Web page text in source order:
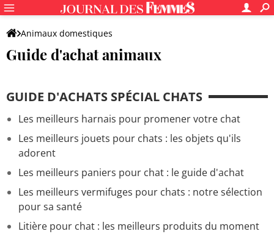
Animaux domestiques
Guide d'achat animaux
GUIDE D'ACHATS SPÉCIAL CHATS
Les meilleurs harnais pour promener votre chat
Les meilleurs jouets pour chats : les objets qu'ils
adorent
Les meilleurs paniers pour chat : le guide d'achat
Les meilleurs vermifuges pour chats : notre sélection
pour sa santé
Litière pour chat : les meilleurs produits du moment